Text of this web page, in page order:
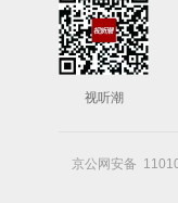
视听潮
京公网安备